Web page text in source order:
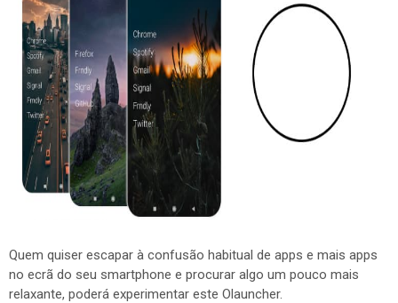
Quem quiser escapar à confusão habitual de apps e mais apps
no ecrã do seu smartphone e procurar algo um pouco mais
relaxante, poderá experimentar este Olauncher.